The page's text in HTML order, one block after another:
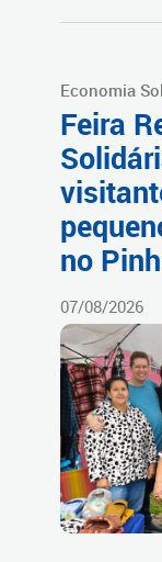
Economia
Feira
no
07/08/2026